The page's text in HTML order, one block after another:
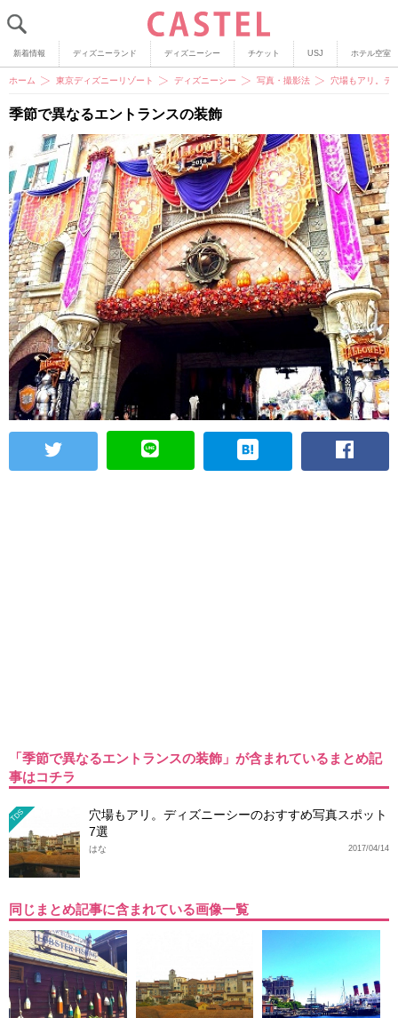
新着情報 ディズニーランド ディズニーシー チケット USJ ホテル空室
ホーム 東京ディズニーリゾート ディズニーシー 写真・撮影法 穴場もアリ。デ
季節で異なるエントランスの装飾
「季節で異なるエントランスの装飾」が含まれているまとめ記
事はコチラ
TDS
穴場もアリ。ディズニーシーのおすすめ写真スポット
7選
2017/04/14
はな
同じまとめ記事に含まれている画像一覧